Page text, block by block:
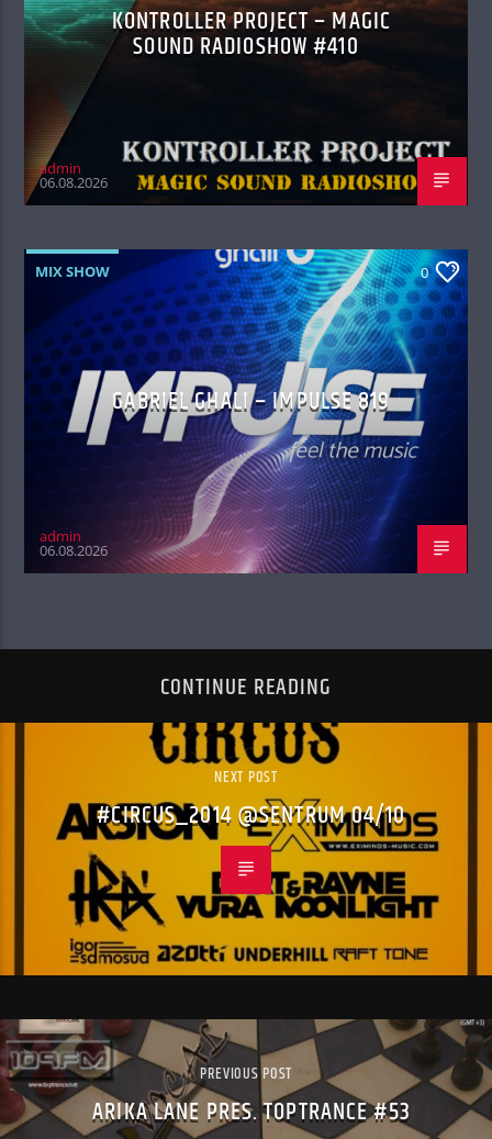
KONTROLLER PROJECT – MAGIC
SOUND RADIOSHOW #410
admin
06.08.2026
MIX SHOW 0
GABRIEL GHALI – IMPULSE 819
admin
06.08.2026
CONTINUE READING
NEXT POST
#CIRCUS_2014 @SENTRUM 04/10
PREVIOUS POST
ARIKA LANE PRES. TOPTRANCE #53